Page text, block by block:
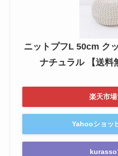
ニットプフL 50cm ク
ナチュラル 【送料
楽天市
Yahooショッ
kurasso